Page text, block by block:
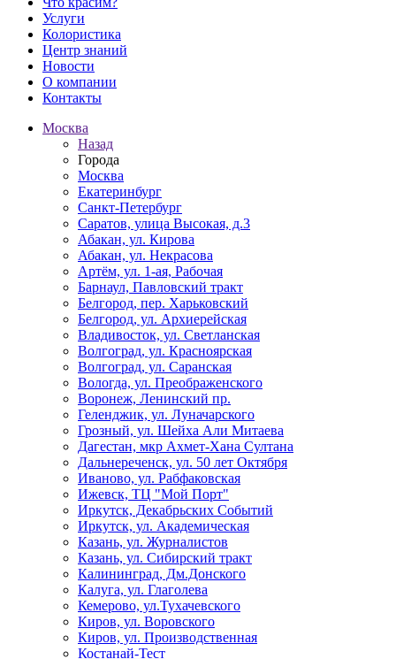
Услуги
Колористика
Центр знаний
Новости
О компании
Контакты
Москва
Назад
Города
Москва
Екатеринбург
Санкт-Петербург
Саратов, улица Высокая, д.3
Абакан, ул. Кирова
Абакан, ул. Некрасова
Артём, ул. 1-ая, Рабочая
Барнаул, Павловский тракт
Белгород, пер. Харьковский
Белгород, ул. Архиерейская
Владивосток, ул. Светланская
Волгоград, ул. Красноярская
Волгоград, ул. Саранская
Вологда, ул. Преображенского
Воронеж, Ленинский пр.
Геленджик, ул. Луначарского
Грозный, ул. Шейха Али Митаева
Дагестан, мкр Ахмет-Хана Султана
Дальнереченск, ул. 50 лет Октября
Иваново, ул. Рабфаковская
Ижевск, ТЦ "Мой Порт"
Иркутск, Декабрьских Событий
Иркутск, ул. Академическая
Казань, ул. Журналистов
Казань, ул. Сибирский тракт
Калининград, Дм.Донского
Калуга, ул. Глаголева
Кемерово, ул.Тухачевского
Киров, ул. Воровского
Киров, ул. Производственная
Костанай-Тест